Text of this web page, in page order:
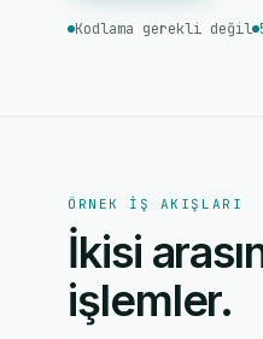
Kodlama gerekli değil
ÖRNEK IŞ AKIŞLARI
İkisi
işlemler.